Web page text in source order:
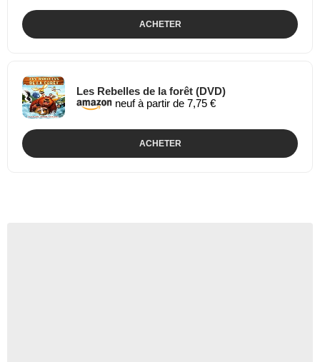
ACHETER
Les Rebelles de la forêt (DVD)
neuf à partir de 7,75 €
ACHETER